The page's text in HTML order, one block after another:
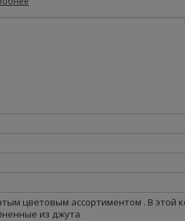
цветовым ассортиментом . В этой
из джута